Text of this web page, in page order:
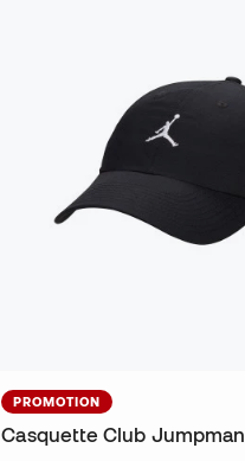
PROMOTION
Casquette Club Jumpman